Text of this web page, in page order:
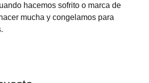
hacemos sofrito o marca de
mucha y congelamos para